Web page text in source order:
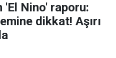
'El Nino' raporu:
dikkat! Aşırı